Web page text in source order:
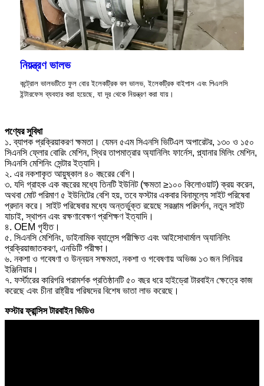
নিয়ন্ত্রণ ভালভ
কন্ট্রোল ভালভটিতে ফুল বোর ইলেকট্রিক বল ভালভ, ইলেকট্রিক বাইপাস এবং পিএলসি
ইন্টারফেস ব্যবহার করা হয়েছে, যা দূর থেকে নিয়ন্ত্রণ করা যায়।
পণ্যের সুবিধা
১. ব্যাপক প্রক্রিয়াকরণ ক্ষমতা। যেমন ৫এম সিএনসি ভিটিএল অপারেটর, ১৩০ ও ১৫০
সিএনসি ফ্লোর বোরিং মেশিন, স্থির তাপমাত্রার অ্যানিলিং ফার্নেস, প্ল্যানার মিলিং মেশিন,
সিএনসি মেশিনিং সেন্টার ইত্যাদি।
২. এর নকশাকৃত আয়ুষ্কাল ৪০ বছরের বেশি।
৩. যদি গ্রাহক এক বছরের মধ্যে তিনটি ইউনিট (ক্ষমতা ≥১০০ কিলোওয়াট) ক্রয় করেন,
অথবা মোট পরিমাণ ৫ ইউনিটের বেশি হয়, তবে ফস্টার একবার বিনামূল্যে সাইট পরিষেবা
প্রদান করে। সাইট পরিষেবার মধ্যে অন্তর্ভুক্ত রয়েছে সরঞ্জাম পরিদর্শন, নতুন সাইট
যাচাই, স্থাপন এবং রক্ষণাবেক্ষণ প্রশিক্ষণ ইত্যাদি।
৪. OEM গৃহীত।
৫. সিএনসি মেশিনিং, ডাইনামিক ব্যালেন্স পরীক্ষিত এবং আইসোথার্মাল অ্যানিলিং
প্রক্রিয়াজাতকরণ, এনডিটি পরীক্ষা।
৬. নকশা ও গবেষণা ও উন্নয়ন সক্ষমতা, নকশা ও গবেষণায় অভিজ্ঞ ১৩ জন সিনিয়র
ইঞ্জিনিয়ার।
৭. ফর্স্টারের কারিগরি পরামর্শক প্রতিষ্ঠানটি ৫০ বছর ধরে হাইড্রো টারবাইন ক্ষেত্রে কাজ
করেছে এবং চীনা রাষ্ট্রীয় পরিষদের বিশেষ ভাতা লাভ করেছে।
ফস্টার ফ্রান্সিস টারবাইন ভিডিও